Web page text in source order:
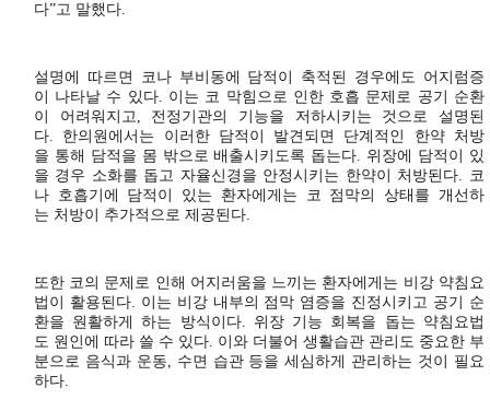
다”고 말했다.
설명에 따르면 코나 부비동에 담적이 축적된 경우에도 어지럼증
이 나타날 수 있다. 이는 코 막힘으로 인한 호흡 문제로 공기 순환
이 어려워지고, 전정기관의 기능을 저하시키는 것으로 설명된
다. 한의원에서는 이러한 담적이 발견되면 단계적인 한약 처방
을 통해 담적을 몸 밖으로 배출시키도록 돕는다. 위장에 담적이 있
을 경우 소화를 돕고 자율신경을 안정시키는 한약이 처방된다. 코
나 호흡기에 담적이 있는 환자에게는 코 점막의 상태를 개선하
는 처방이 추가적으로 제공된다.
또한 코의 문제로 인해 어지러움을 느끼는 환자에게는 비강 약침요
법이 활용된다. 이는 비강 내부의 점막 염증을 진정시키고 공기 순
환을 원활하게 하는 방식이다. 위장 기능 회복을 돕는 약침요법
도 원인에 따라 쓸 수 있다. 이와 더불어 생활습관 관리도 중요한 부
분으로 음식과 운동, 수면 습관 등을 세심하게 관리하는 것이 필요
하다.